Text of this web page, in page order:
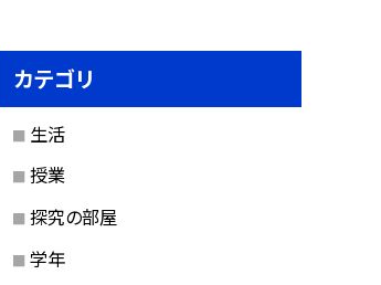
カテゴリ
生活
授業
探究の部屋
学年